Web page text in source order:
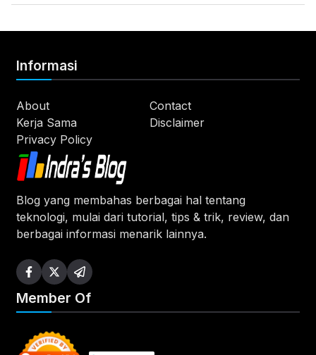
Blog yang membahas berbagai hal tentang
teknologi, mulai dari tutorial, tips & trik, review, dan
berbagai informasi menarik lainnya.
Informasi
About
Contact
Kerja Sama
Disclaimer
Privacy Policy
Member Of